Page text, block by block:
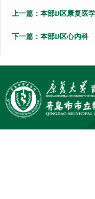
上一篇： 本部D区康复医
下一篇： 本部D区心内科